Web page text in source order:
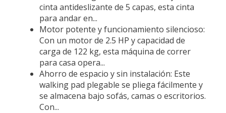
cinta antideslizante de 5 capas, esta cinta
para andar en...
Motor potente y funcionamiento silencioso:
Con un motor de 2.5 HP y capacidad de
carga de 122 kg, esta máquina de correr
para casa opera...
Ahorro de espacio y sin instalación: Este
walking pad plegable se pliega fácilmente y
se almacena bajo sofás, camas o escritorios.
Con...